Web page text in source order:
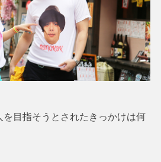
目指そうとされたきっかけは何